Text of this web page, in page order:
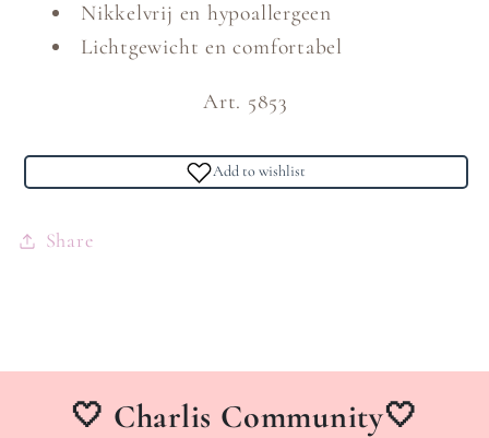
Nikkelvrij en hypoallergeen
Lichtgewicht en comfortabel
Art. 5853
Add to wishlist
Share
🤍 Charlis Community🤍